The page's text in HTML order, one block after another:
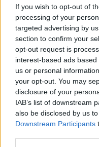
If you wish to opt-out of
processing of your
targeted advertising by
section to confirm your
opt-out request is
interest-based ads
us or personal
your opt-out. You may
disclosure of your
IAB’s list of downstream
also be disclosed by us
Downstream Participants